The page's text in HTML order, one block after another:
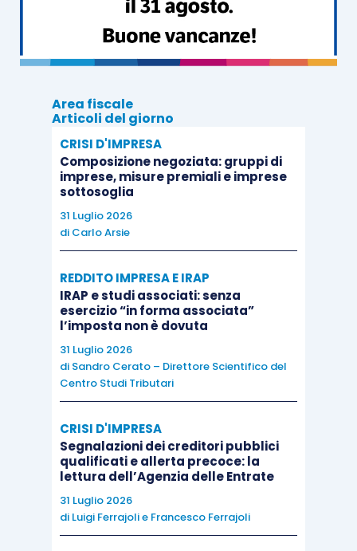
l’inserimento di richiami di informativa
nella propria relazione, il caso particolare
tale indicazione
Area fiscale
Articoli del giorno
CRISI D'IMPRESA
Composizione negoziata: gruppi di
imprese, misure premiali e imprese
sottosoglia
31 Luglio 2026
di Carlo Arsie
REDDITO IMPRESA E IRAP
IRAP e studi associati: senza
esercizio “in forma associata”
l’imposta non è dovuta
31 Luglio 2026
di Sandro Cerato – Direttore Scientifico del
Centro Studi Tributari
CRISI D'IMPRESA
Segnalazioni dei creditori pubblici
qualificati e allerta precoce: la
lettura dell’Agenzia delle Entrate
31 Luglio 2026
di Luigi Ferrajolie Francesco Ferrajoli